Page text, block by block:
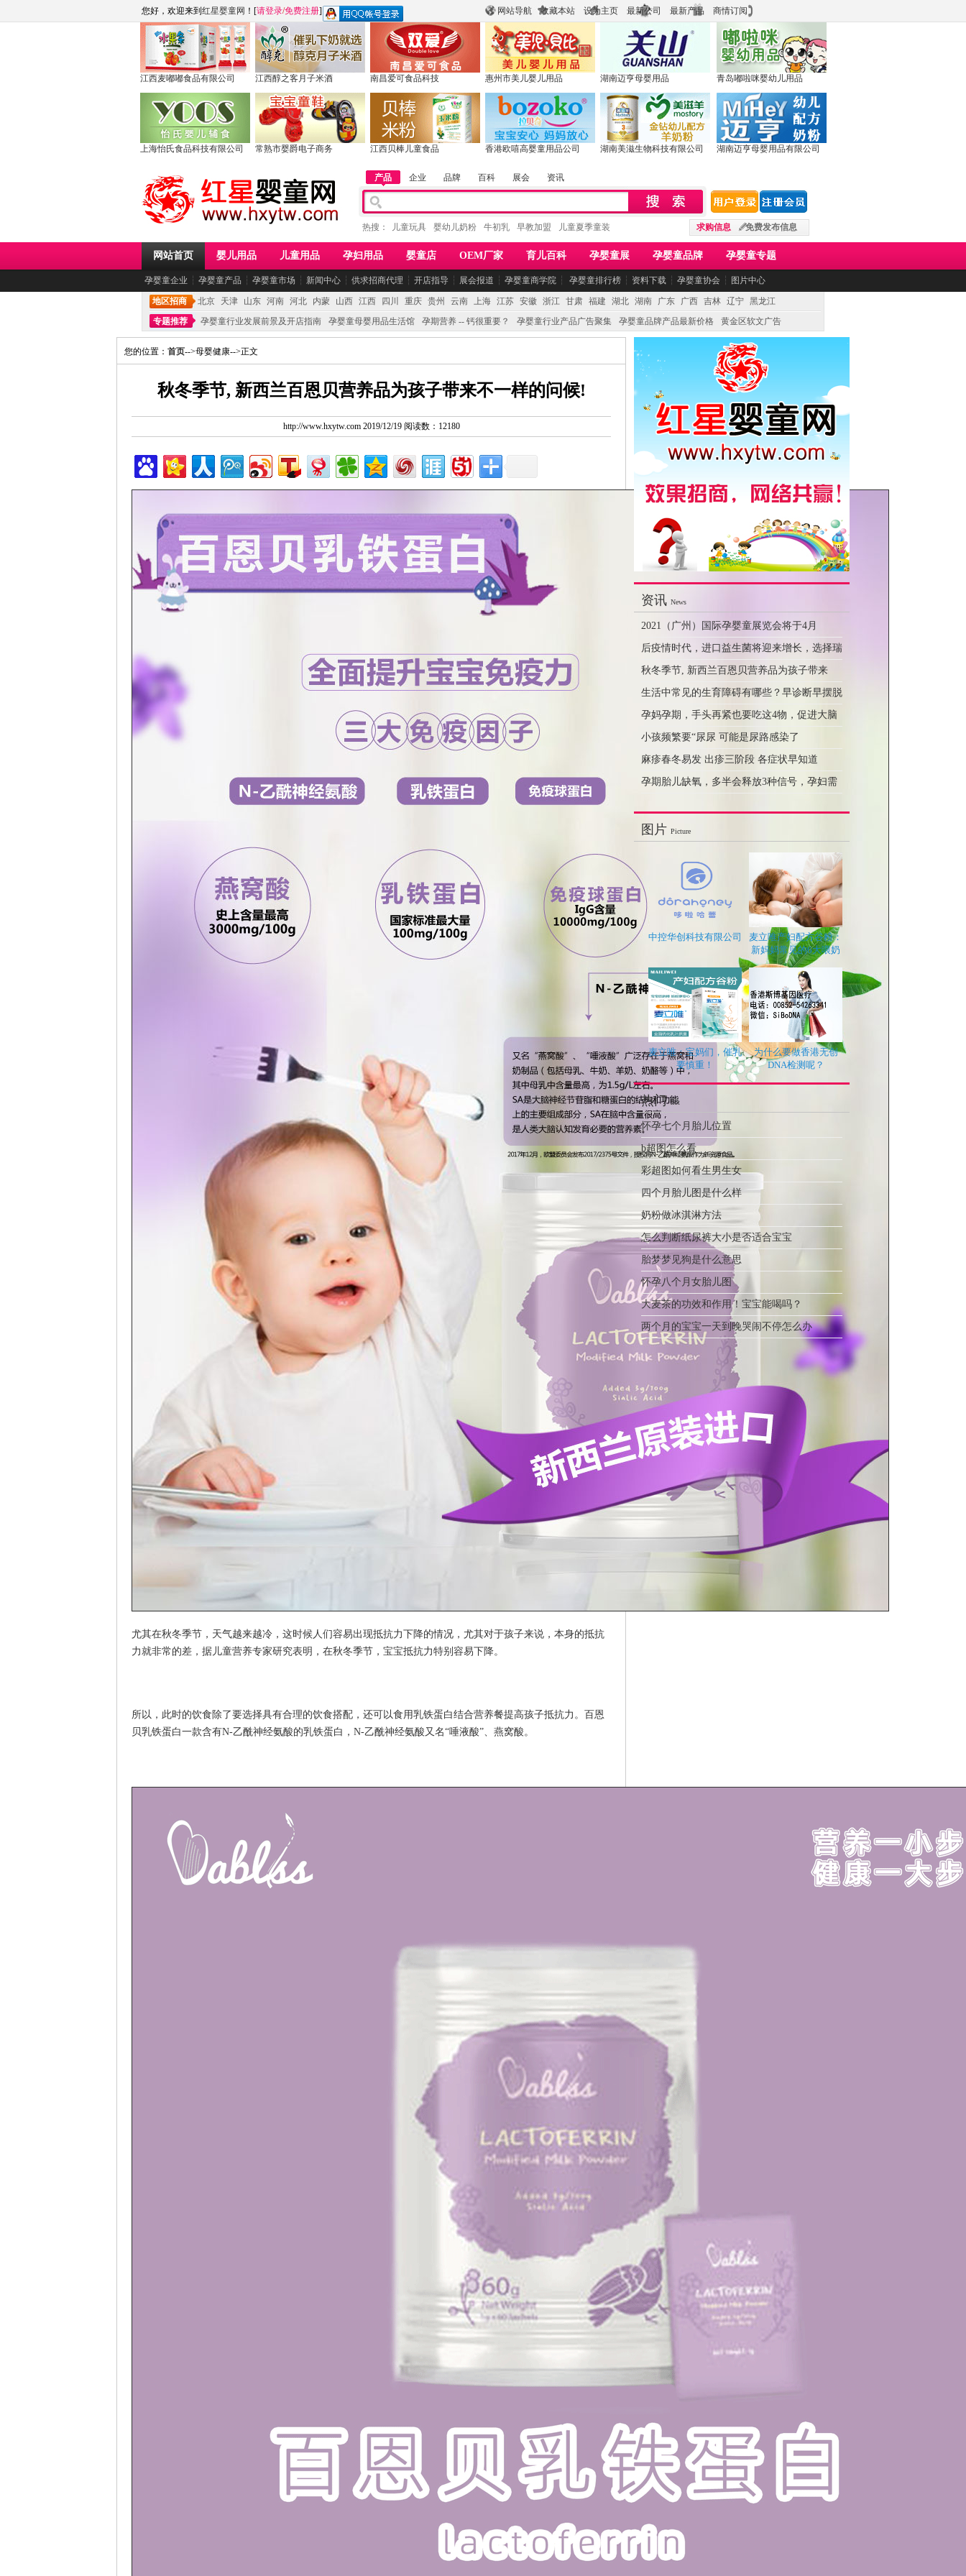
网站导航 收藏本站 设为主页 最新公司 最新产品 商情订阅
您好，欢迎来到 红星婴童网 ！[请登录/免费注册]
江西麦嘟嘟食品有限公司 江西醇之客月子米酒 南昌爱可食品科技 惠州市美儿婴儿用品 湖南迈亨母婴用品 青岛嘟啦咪婴幼儿用品
上海怡氏食品科技有限公司 常熟市婴爵电子商务 江西贝棒儿童食品 香港欧嘻高婴童用品公司 湖南美滋生物科技有限公司 湖南迈亨母婴用品有限公司
产品 企业 品牌 百科 展会 资讯
求购信息 免费发布信息
热搜： 儿童玩具 婴幼儿奶粉 牛初乳 早教加盟 儿童夏季童装
网站首页 婴儿用品 儿童用品 孕妇用品 婴童店 OEM厂家 育儿百科 孕婴童展 孕婴童品牌 孕婴童专题
孕婴童企业 ┆ 孕婴童产品 ┆ 孕婴童市场 ┆ 新闻中心 ┆ 供求招商代理 ┆ 开店指导 ┆ 展会报道 ┆ 孕婴童商学院 ┆ 孕婴童排行榜 ┆ 资料下载 ┆ 孕婴童协会 ┆ 图片中心
地区招商 北京 天津 山东 河南 河北 内蒙 山西 江西 四川 重庆 贵州 云南 上海 江苏 安徽 浙江 甘肃 福建 湖北 湖南 广东 广西 吉林 辽宁 黑龙江
专题推荐
孕婴童行业发展前景及开店指南 孕婴童母婴用品生活馆 孕期营养 -- 钙很重要？ 孕婴童行业产品广告聚集 孕婴童品牌产品最新价格 黄金区软文广告
您的位置： 首页-->母婴健康-->正文
秋冬季节, 新西兰百恩贝营养品为孩子带来不一样的问候!
http://www.hxytw.com 2019/12/19 阅读数：12180
尤其在秋冬季节，天气越来越冷，这时候人们容易出现抵抗力下降的情况，尤其对于孩子来说，本身的抵抗
力就非常的差，据儿童营养专家研究表明，在秋冬季节，宝宝抵抗力特别容易下降。
所以，此时的饮食除了要选择具有合理的饮食搭配，还可以食用乳铁蛋白结合营养餐提高孩子抵抗力。百恩
贝乳铁蛋白一款含有N-乙酰神经氨酸的乳铁蛋白，N-乙酰神经氨酸又名“唾液酸”、燕窝酸。
资讯 News
2021（广州）国际孕婴童展览会将于4月
后疫情时代，进口益生菌将迎来增长，选择瑞
秋冬季节, 新西兰百恩贝营养品为孩子带来
生活中常见的生育障碍有哪些？早诊断早摆脱
孕妈孕期，手头再紧也要吃这4物，促进大脑
小孩频繁要“尿尿 可能是尿路感染了
麻疹春冬易发 出疹三阶段 各症状早知道
孕期胎儿缺氧，多半会释放3种信号，孕妇需
图片 Picture
中控华创科技有限公司
麦立唯产妇配方谷粉：
新妈妈常见的6大喂奶
麦立唯：宝妈们，催乳
要慎重！
为什么要做香港无创
DNA检测呢？
热门hot
怀孕七个月胎儿位置
b超图怎么看
彩超图如何看生男生女
四个月胎儿图是什么样
奶粉做冰淇淋方法
怎么判断纸尿裤大小是否适合宝宝
胎梦梦见狗是什么意思
怀孕八个月女胎儿图
大麦茶的功效和作用！宝宝能喝吗？
两个月的宝宝一天到晚哭闹不停怎么办